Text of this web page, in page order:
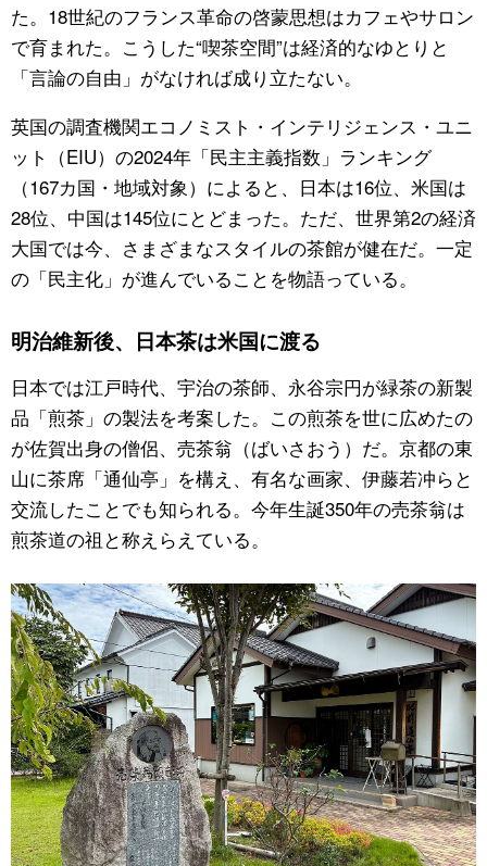
た。18世紀のフランス革命の啓蒙思想はカフェやサロン
で育まれた。こうした“喫茶空間”は経済的なゆとりと
「言論の自由」がなければ成り立たない。
英国の調査機関エコノミスト・インテリジェンス・ユニ
ット（EIU）の2024年「民主主義指数」ランキング
（167カ国・地域対象）によると、日本は16位、米国は
28位、中国は145位にとどまった。ただ、世界第2の経済
大国では今、さまざまなスタイルの茶館が健在だ。一定
の「民主化」が進んでいることを物語っている。
明治維新後、日本茶は米国に渡る
日本では江戸時代、宇治の茶師、永谷宗円が緑茶の新製
品「煎茶」の製法を考案した。この煎茶を世に広めたの
が佐賀出身の僧侶、売茶翁（ばいさおう）だ。京都の東
山に茶席「通仙亭」を構え、有名な画家、伊藤若冲らと
交流したことでも知られる。今年生誕350年の売茶翁は
煎茶道の祖と称えらえている。